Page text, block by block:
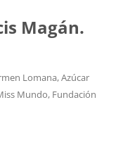
Magán.
Lomana, Azúcar
Mundo, Fundación